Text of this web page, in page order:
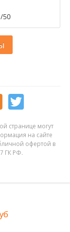
50
странице могут
на сайте
офертой в
ГК РФ.